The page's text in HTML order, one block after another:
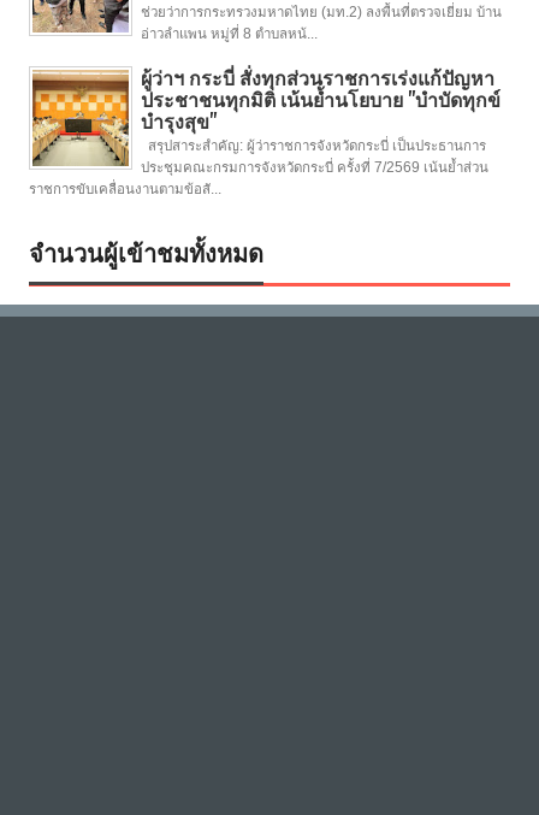
ช่วยว่าการกระทรวงมหาดไทย (มท.2) ลงพื้นที่ตรวจเยี่ยม บ้าน
อ่าวลำแพน หมู่ที่ 8 ตำบลหน้...
ผู้ว่าฯ กระบี่ สั่งทุกส่วนราชการเร่งแก้ปัญหา
ประชาชนทุกมิติ เน้นย้ำนโยบาย "บำบัดทุกข์
บำรุงสุข"
สรุปสาระสำคัญ: ผู้ว่าราชการจังหวัดกระบี่ เป็นประธานการ
ประชุมคณะกรมการจังหวัดกระบี่ ครั้งที่ 7/2569 เน้นย้ำส่วน
ราชการขับเคลื่อนงานตามข้อสั...
จำนวนผู้เข้าชมทั้งหมด